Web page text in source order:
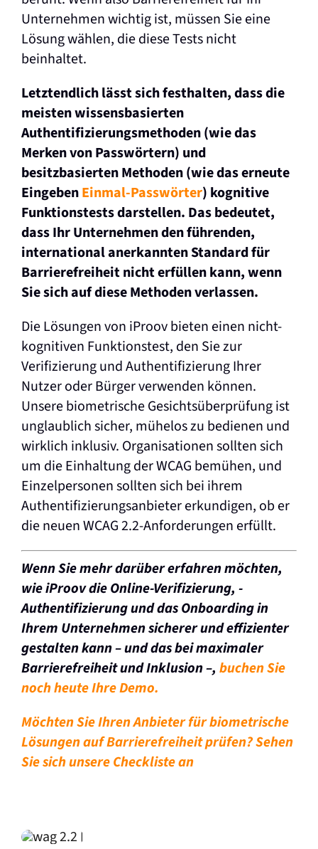
Unternehmen wichtig ist, müssen Sie eine
Lösung wählen, die diese Tests nicht
beinhaltet.
Letztendlich lässt sich festhalten, dass die
meisten wissensbasierten
Authentifizierungsmethoden (wie das
Merken von Passwörtern) und
besitzbasierten Methoden (wie das erneute
EingebenEinmal-Passwörter) kognitive
Funktionstests darstellen. Das bedeutet,
dass Ihr Unternehmen den führenden,
international anerkannten Standard für
Barrierefreiheit nicht erfüllen kann, wenn
Sie sich auf diese Methoden verlassen.
Die Lösungen von iProov bieten einen nicht-
kognitiven Funktionstest, den Sie zur
Verifizierung und Authentifizierung Ihrer
Nutzer oder Bürger verwenden können.
Unsere biometrische Gesichtsüberprüfung ist
unglaublich sicher, mühelos zu bedienen und
wirklich inklusiv. Organisationen sollten sich
um die Einhaltung der WCAG bemühen, und
Einzelpersonen sollten sich bei ihrem
Authentifizierungsanbieter erkundigen, ob er
die neuen WCAG 2.2-Anforderungen erfüllt.
Wenn Sie mehr darüber erfahren möchten,
wie iProov die Online-Verifizierung, -
Authentifizierung und das Onboarding in
Ihrem Unternehmen sicherer und effizienter
gestalten kann – und das bei maximaler
Barrierefreiheit und Inklusion –, buchen Sie
noch heute Ihre Demo.
Möchten Sie Ihren Anbieter für biometrische
Lösungen auf Barrierefreiheit prüfen? Sehen
Sie sich unsere Checkliste an